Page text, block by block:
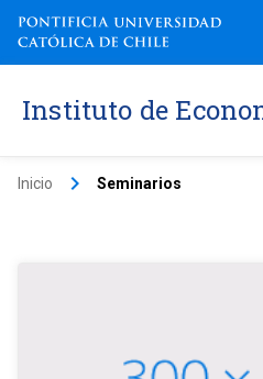
Instituto de
Inicio keyboard_arrow_right Seminarios